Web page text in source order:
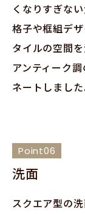
くなりすぎな
格子や框組デ
タイルの空間を
アンティーク
ネートしました
Point06
洗面
スクエア型の